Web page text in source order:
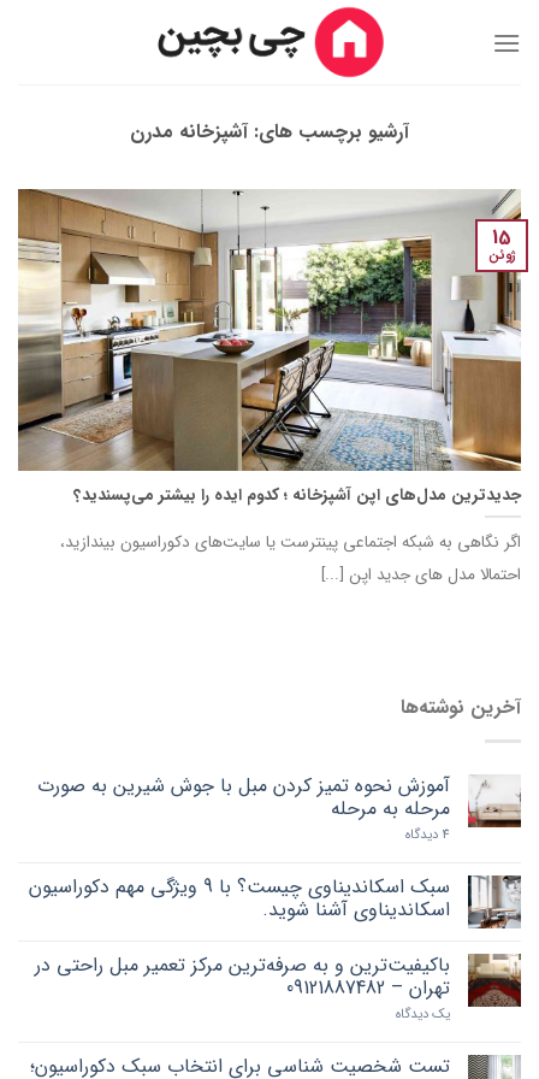
آرشیو برچسب های: آشپزخانه مدرن
جدیدترین مدل‌های اپن آشپزخانه ؛ کدوم ایده را بیشتر می‌پسندید؟
اگر نگاهی به شبکه اجتماعی پینترست یا سایت‌های دکوراسیون بیندازید،
احتمالا مدل های جدید اپن [...]
15
ژوئن
آخرین نوشته‌ها
آموزش نحوه تمیز کردن مبل با جوش شیرین به صورت
مرحله به مرحله
4 دیدگاه
سبک اسکاندیناوی چیست؟ با 9 ویژگی مهم دکوراسیون
اسکاندیناوی آشنا شوید.
باکیفیت‌ترین و به صرفه‌ترین مرکز تعمیر مبل راحتی در
تهران – 09121887482
یک دیدگاه
تست شخصیت شناسی برای انتخاب سبک دکوراسیون؛